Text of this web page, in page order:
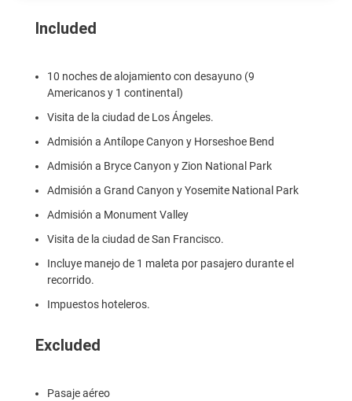
Included
10 noches de alojamiento con desayuno (9
Americanos y 1 continental)
Visita de la ciudad de Los Ángeles.
Admisión a Antílope Canyon y Horseshoe Bend
Admisión a Bryce Canyon y Zion National Park
Admisión a Grand Canyon y Yosemite National Park
Admisión a Monument Valley
Visita de la ciudad de San Francisco.
Incluye manejo de 1 maleta por pasajero durante el
recorrido.
Impuestos hoteleros.
Excluded
Pasaje aéreo